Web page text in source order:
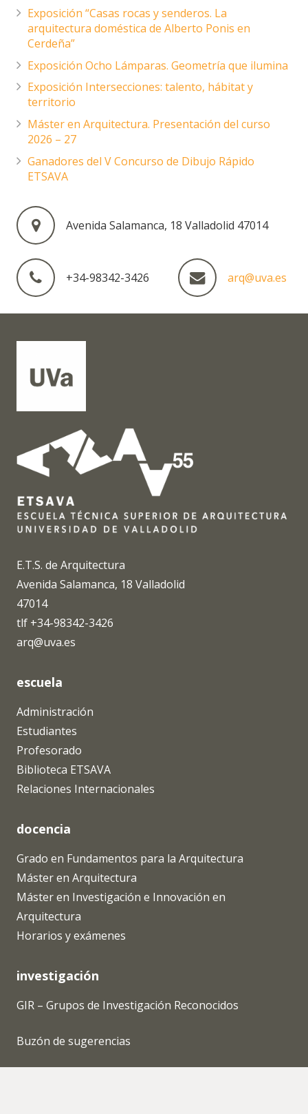
Exposición “Casas rocas y senderos. La
arquitectura doméstica de Alberto Ponis en
Cerdeña”
Exposición Ocho Lámparas. Geometría que ilumina
Exposición Intersecciones: talento, hábitat y
territorio
Máster en Arquitectura. Presentación del curso
2026 – 27
Ganadores del V Concurso de Dibujo Rápido
ETSAVA
Avenida Salamanca, 18 Valladolid 47014
+34-98342-3426 arq@uva.es
E.T.S. de Arquitectura
Avenida Salamanca, 18 Valladolid
47014
tlf +34-98342-3426
arq@uva.es
escuela
Administración
Estudiantes
Profesorado
Biblioteca ETSAVA
Relaciones Internacionales
docencia
Grado en Fundamentos para la Arquitectura
Máster en Arquitectura
Máster en Investigación e Innovación en
Arquitectura
Horarios y exámenes
investigación
GIR – Grupos de Investigación Reconocidos
Buzón de sugerencias